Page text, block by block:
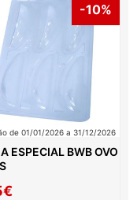
-10%
de 01/01/2026 a 31/12/2026
ESPECIAL BWB OVO